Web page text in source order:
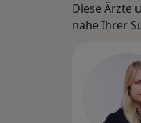
Diese Ärzte
nahe Ihrer